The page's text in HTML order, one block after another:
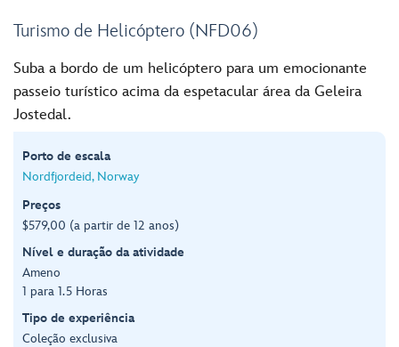
Turismo de Helicóptero (NFD06)
Suba a bordo de um helicóptero para um emocionante
passeio turístico acima da espetacular área da Geleira
Jostedal.
Porto de escala
Nordfjordeid, Norway
Preços
$579,00 (a partir de 12 anos)
Nível e duração da atividade
Ameno
1 para 1.5 Horas
Tipo de experiência
Coleção exclusiva